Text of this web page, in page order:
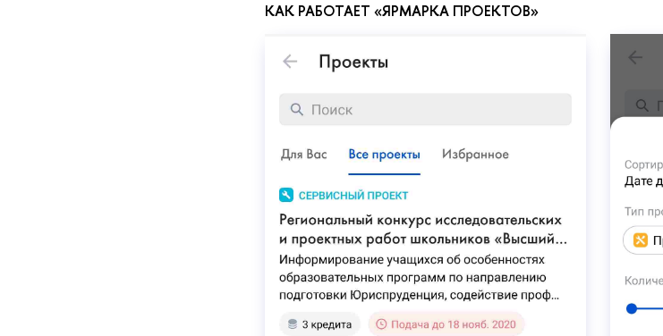
КАК РАБОТАЕТ «ЯРМАРКА ПРОЕКТОВ»